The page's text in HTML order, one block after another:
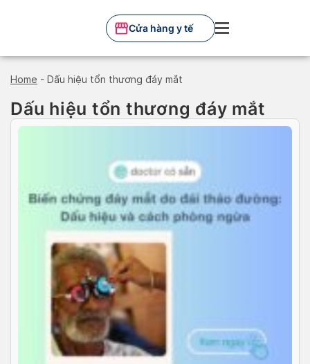
Cửa hàng y tế
Home - Dấu hiệu tổn thương đáy mắt
Dấu hiệu tổn thương đáy mắt